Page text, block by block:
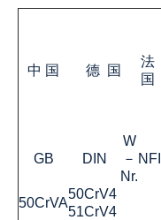
中 国 德 国
法
国
GB DIN
W
－
Nr.
NF
50CrVA
50CrV4
51CrV4